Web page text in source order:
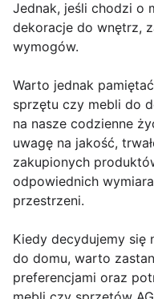
Jednak, jeśli chodzi o
dekoracje do wnętrz,
wymogów.
Warto jednak
sprzętu czy mebli do
na nasze codzienne
uwagę na jakość,
zakupionych
odpowiednich
przestrzeni.
Kiedy decydujemy się
do domu, warto
preferencjami oraz